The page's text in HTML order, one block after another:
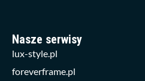
Nasze serwisy
lux-style.pl
foreverframe.pl